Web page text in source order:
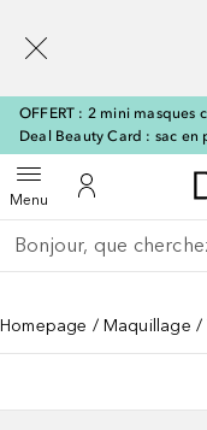
OFFERT : 2 mini masques
Deal Beauty Card : sac en
MenuOuvrir le menu
Vers Mon
Retourner
Exécuter la recherche
Homepage Maquillage